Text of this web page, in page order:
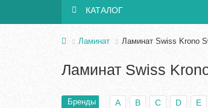
КАТАЛОГ
Ламинат Ламинат Swiss Krono
Ламинат Swiss
Бренды A B C D E